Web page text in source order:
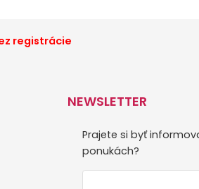
registrácie
NEWSLETTER
Prajete si byť
ponukách?